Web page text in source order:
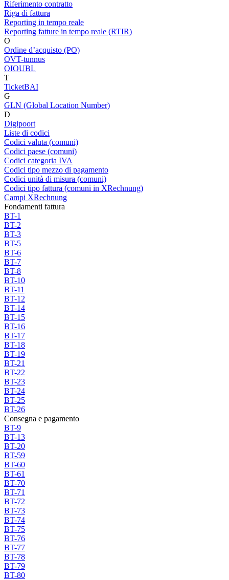
Riferimento contratto
Riga di fattura
Reporting in tempo reale
Reporting fatture in tempo reale (RTIR)
O
Ordine d’acquisto (PO)
OVT-tunnus
OIOUBL
T
TicketBAI
G
GLN (Global Location Number)
D
Digipoort
Liste di codici
Codici valuta (comuni)
Codici paese (comuni)
Codici categoria IVA
Codici tipo mezzo di pagamento
Codici unità di misura (comuni)
Codici tipo fattura (comuni in XRechnung)
Campi XRechnung
Fondamenti fattura
BT-1
BT-2
BT-3
BT-5
BT-6
BT-7
BT-8
BT-10
BT-11
BT-12
BT-14
BT-15
BT-16
BT-17
BT-18
BT-19
BT-21
BT-22
BT-23
BT-24
BT-25
BT-26
Consegna e pagamento
BT-9
BT-13
BT-20
BT-59
BT-60
BT-61
BT-70
BT-71
BT-72
BT-73
BT-74
BT-75
BT-76
BT-77
BT-78
BT-79
BT-80